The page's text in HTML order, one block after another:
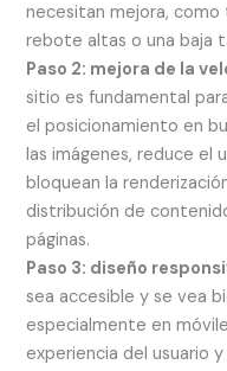
necesitan mejora,
rebote altas o una baja
Paso 2: mejora de la
sitio es fundamental
el posicionamiento en
las imágenes, reduce el
bloquean la
distribución de
páginas.
Paso 3: diseño
sea accesible y se vea
especialmente en
experiencia del usuario